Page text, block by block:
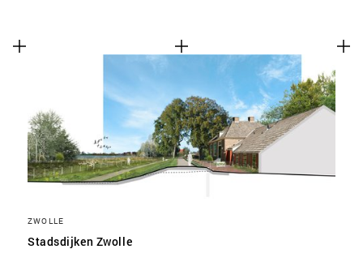
ZWOLLE
Stadsdijken Zwolle